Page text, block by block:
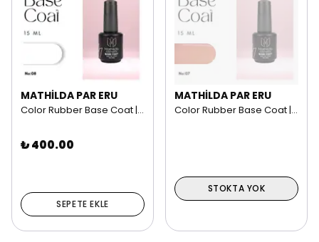
MATHİLDA PAR ERU
Color Rubber Base Coat | 15 ml NO: 08
₺ 400.00
SEPETE EKLE
MATHİLDA PAR ERU
Color Rubber Base Coat | 15 ml NO: 07
STOKTA YOK